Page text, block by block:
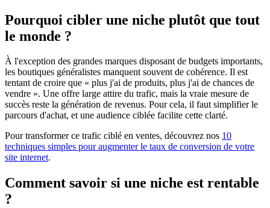
Pourquoi cibler une niche plutôt que tout
le monde ?
À l'exception des grandes marques disposant de budgets importants,
les boutiques généralistes manquent souvent de cohérence. Il est
tentant de croire que « plus j'ai de produits, plus j'ai de chances de
vendre ». Une offre large attire du trafic, mais la vraie mesure de
succès reste la génération de revenus. Pour cela, il faut simplifier le
parcours d'achat, et une audience ciblée facilite cette clarté.
Pour transformer ce trafic ciblé en ventes, découvrez nos 10
techniques simples pour augmenter le taux de conversion de votre
site internet.
Comment savoir si une niche est rentable
?